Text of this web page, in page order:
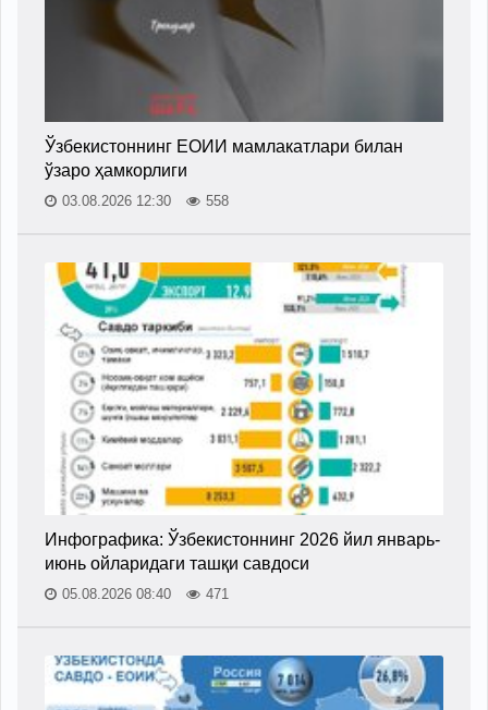
Ўзбекистоннинг ЕОИИ мамлакатлари билан
ўзаро ҳамкорлиги
03.08.2026 12:30 558
Инфографика: Ўзбекистоннинг 2026 йил январь-
июнь ойларидаги ташқи савдоси
05.08.2026 08:40 471